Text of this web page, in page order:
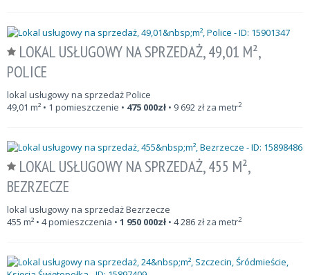
LOKAL USŁUGOWY NA SPRZEDAŻ, 49,01 M²,
POLICE
lokal usługowy na sprzedaż Police
49,01 m² • 1 pomieszczenie • 475 000zł • 9 692 zł za metr2
LOKAL USŁUGOWY NA SPRZEDAŻ, 455 M²,
BEZRZECZE
lokal usługowy na sprzedaż Bezrzecze
455 m² • 4 pomieszczenia • 1 950 000zł • 4 286 zł za metr2